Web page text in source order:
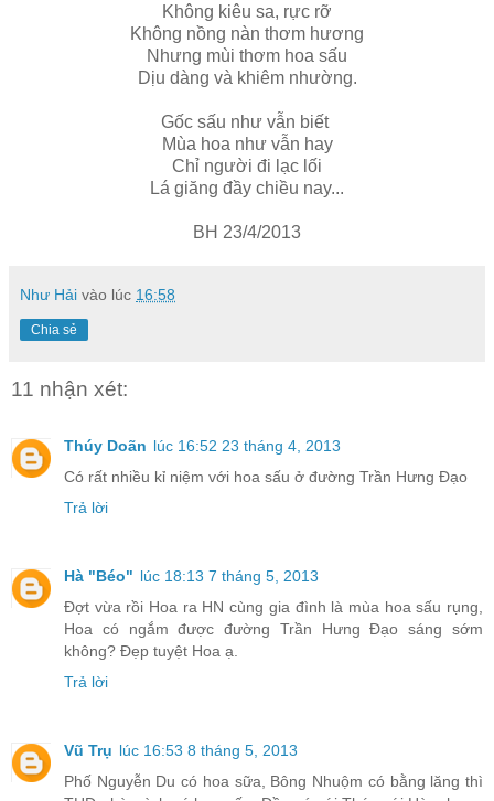
Không kiêu sa, rực rỡ
Không nồng nàn thơm hương
Nhưng mùi thơm hoa sấu
Dịu dàng và khiêm nhường.
Gốc sấu như vẫn biết
Mùa hoa như vẫn hay
Chỉ người đi lạc lối
Lá giăng đầy chiều nay...
BH 23/4/2013
Như Hải vào lúc 16:58
Chia sẻ
11 nhận xét:
Thúy Doãn lúc 16:52 23 tháng 4, 2013
Có rất nhiều kỉ niệm với hoa sấu ở đường Trần Hưng Đạo
Trả lời
Hà "Béo" lúc 18:13 7 tháng 5, 2013
Đợt vừa rồi Hoa ra HN cùng gia đình là mùa hoa sấu rụng,
Hoa có ngắm được đường Trần Hưng Đạo sáng sớm
không? Đẹp tuyệt Hoa ạ.
Trả lời
Vũ Trụ lúc 16:53 8 tháng 5, 2013
Phố Nguyễn Du có hoa sữa, Bông Nhuộm có bằng lăng thì